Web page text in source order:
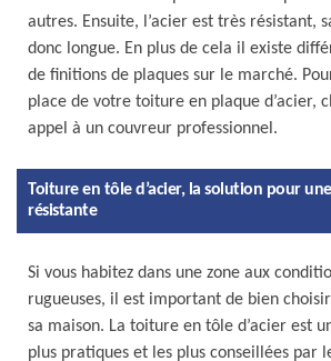
autres. Ensuite, l’acier est très résistant,
donc longue. En plus de cela il existe
de finitions de plaques sur le marché.
place de votre toiture en plaque d’acier,
appel à un couvreur professionnel.
Toiture en tôle d’acier, la solution pour
résistante
Si vous habitez dans une zone aux
rugueuses, il est important de bien
sa maison. La toiture en tôle d’acier est
plus pratiques et les plus conseillées par